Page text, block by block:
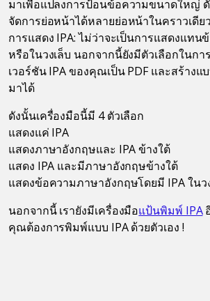
มาเพื่อแปลงการป้อนข้อความขนาดใหญ่
จัดการย่อหน้าได้หลายย่อหน้าในคราวเดีย
การแสดง IPA: ไม่ว่าจะเป็นการแสดงแท
หรือในวงเล็บ นอกจากนี้ยังมีตัวเลือกในก
เวอร์ชัน IPA ของคุณเป็น PDF และสร้าง
มาได้
ดังนั้นเครื่องมือนี้มี 4 ตัวเลือก
แสดงแค่ IPA
แสดงภาษาอังกฤษและ IPA ข้างใต้
แสดง IPA และมีภาษาอังกฤษข้างใต้
แสดงข้อความภาษาอังกฤษโดยมี IPA ในว
นอกจากนี้ เรายังมีเครื่องมือแป้นพิมพ์ IPA
คุณต้องการพิมพ์แบบ IPA ด้วยตัวเอง !